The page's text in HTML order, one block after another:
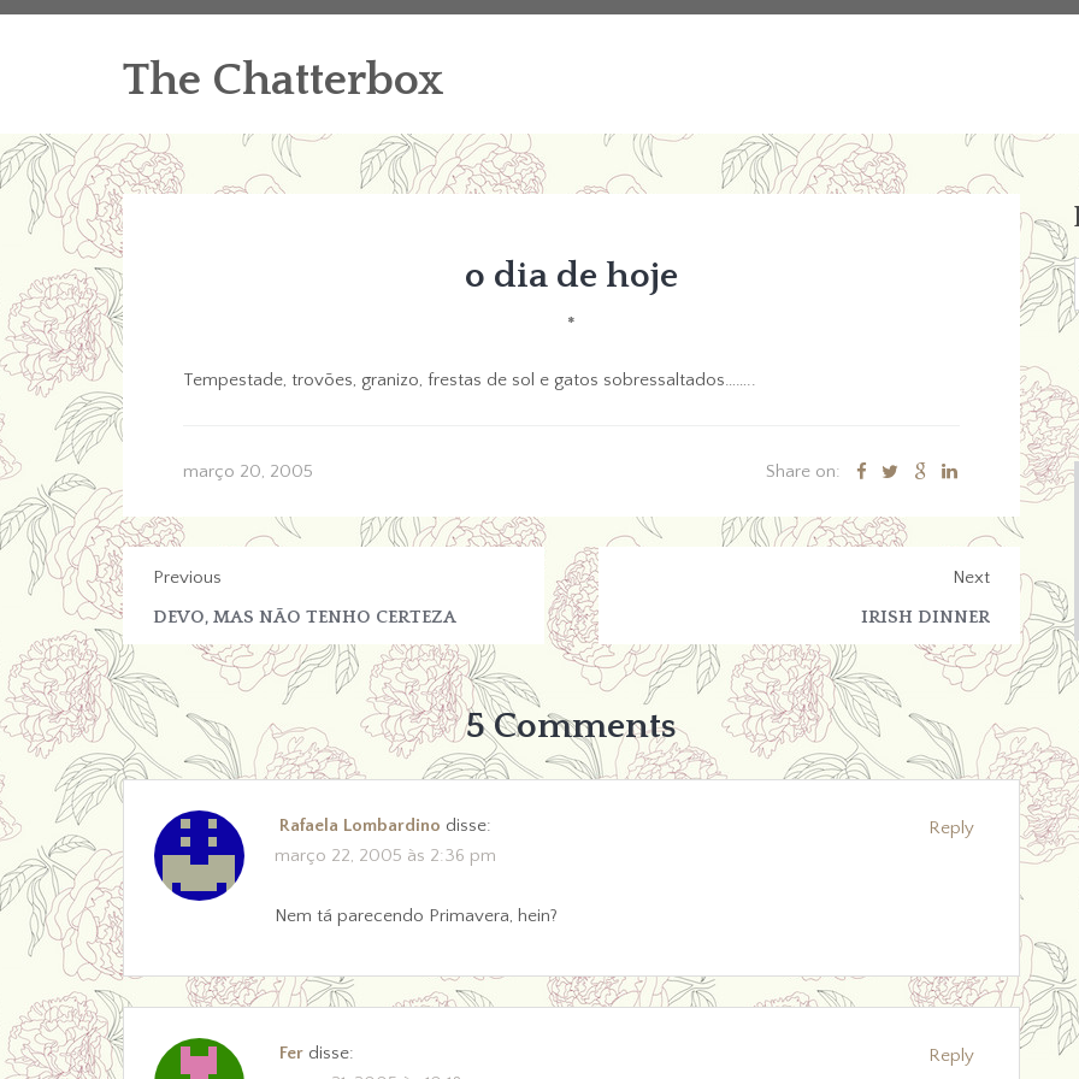
The Chatterbox
o dia de hoje
*
Tempestade, trovões, granizo, frestas de sol e gatos sobressaltados……..
março 20, 2005 Share on:
Previous
DEVO, MAS NÃO TENHO CERTEZA
Next
IRISH DINNER
5 Comments
Rafaela Lombardino disse:
março 22, 2005 às 2:36 pm
Nem tá parecendo Primavera, hein?
Reply
Fer disse:
Reply